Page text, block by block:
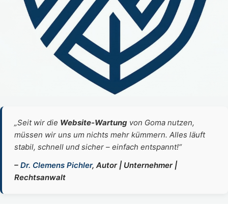
„Seit wir die Website‑Wartung von Goma nutzen,
müssen wir uns um nichts mehr kümmern. Alles läuft
stabil, schnell und sicher – einfach entspannt!“
– Dr. Clemens Pichler, Autor | Unternehmer |
Rechtsanwalt